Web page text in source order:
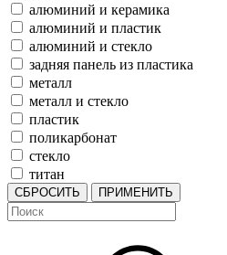
алюминий и керамика
алюминий и пластик
алюминий и стекло
задняя панель из пластика
металл
металл и стекло
пластик
поликарбонат
стекло
титан
СБРОСИТЬ ПРИМЕНИТЬ